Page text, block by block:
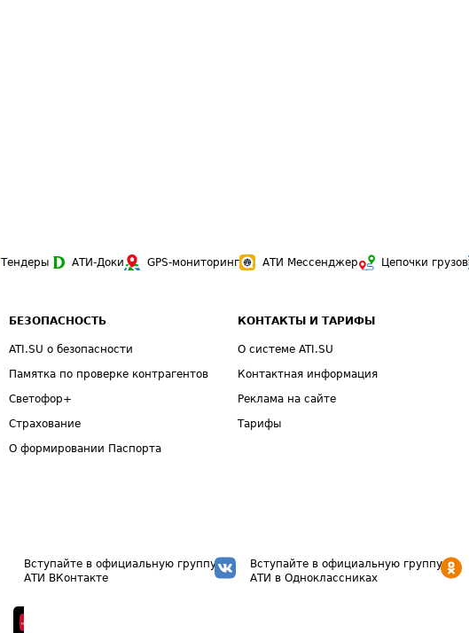
Тендеры АТИ-Доки GPS-мониторинг АТИ Мессенджер Цепочки грузов
БЕЗОПАСНОСТЬ
ATI.SU о безопасности
Памятка по проверке контрагентов
Светофор+
Страхование
О формировании Паспорта
КОНТАКТЫ И ТАРИФЫ
О системе ATI.SU
Контактная информация
Реклама на сайте
Тарифы
Вступайте в официальную группу
АТИ ВКонтакте
Вступайте в официальную группу
АТИ в Одноклассниках